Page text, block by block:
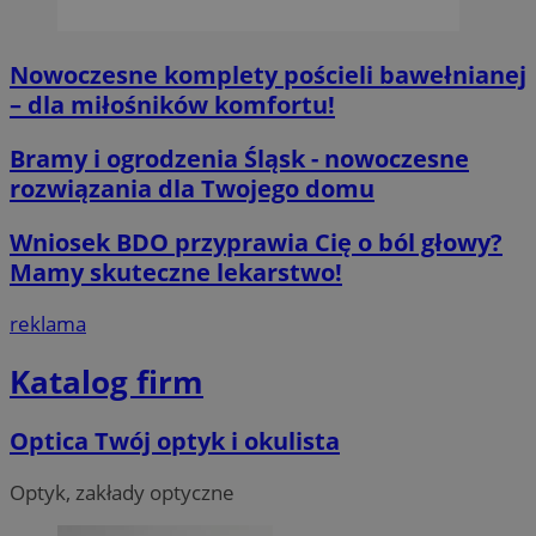
Nowoczesne komplety pościeli bawełnianej
– dla miłośników komfortu!
Bramy i ogrodzenia Śląsk - nowoczesne
rozwiązania dla Twojego domu
Wniosek BDO przyprawia Cię o ból głowy?
Mamy skuteczne lekarstwo!
reklama
Katalog firm
Optica Twój optyk i okulista
Optyk, zakłady optyczne
__cf_bm
Cloudflare
Inc.
.x.com
29 minut 59